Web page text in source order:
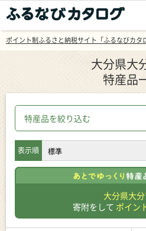
ポイント制ふるさと納税サイト「ふるなびカタ
大分県大
特産品
特産品を絞り込む
表示順
大分県大
寄附をして ポイン